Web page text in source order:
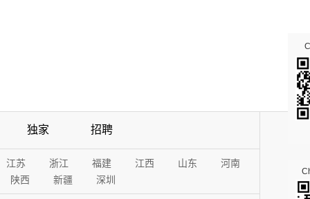
独家 招聘
江苏 浙江 福建 江西 山东
河南
陕西
新疆 深圳